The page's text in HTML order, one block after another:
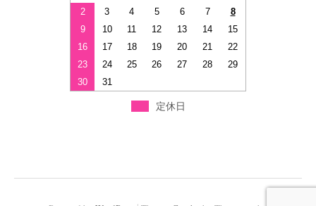
2
3 4 5 6 7
8
9
10 11 12 13 14
15
16
17 18 19 20 21
22
23
24 25 26 27 28
29
30
31
定休日